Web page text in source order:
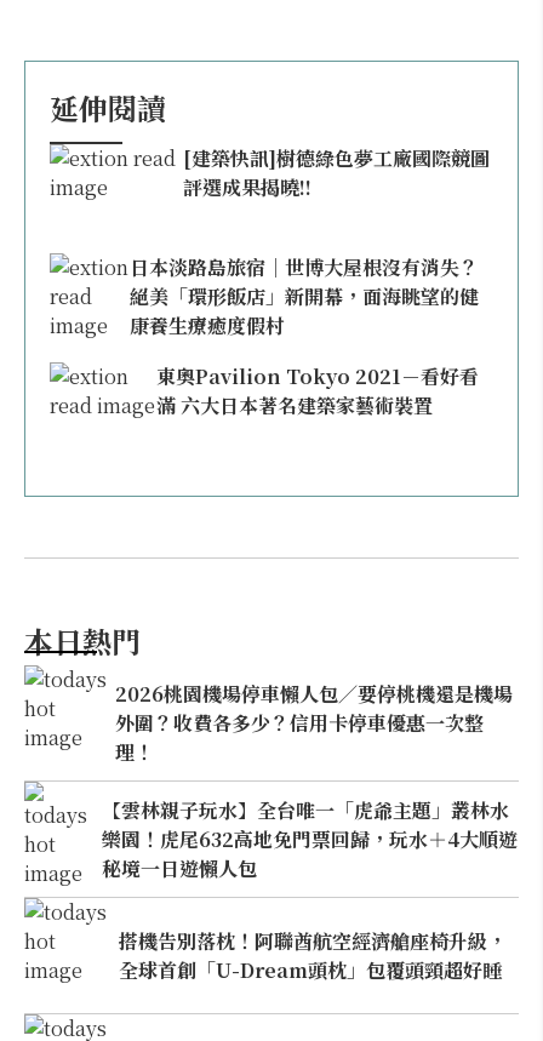
延伸閱讀
[建築快訊]樹德綠色夢工廠國際競圖
評選成果揭曉!!
日本淡路島旅宿｜世博大屋根沒有消失？
絕美「環形飯店」新開幕，面海眺望的健
康養生療癒度假村
東奧Pavilion Tokyo 2021－看好看
滿 六大日本著名建築家藝術裝置
本日熱門
2026桃園機場停車懶人包／要停桃機還是機場
外圍？收費各多少？信用卡停車優惠一次整
理！
【雲林親子玩水】全台唯一「虎爺主題」叢林水
樂園！虎尾632高地免門票回歸，玩水＋4大順遊
秘境一日遊懶人包
搭機告別落枕！阿聯酋航空經濟艙座椅升級，
全球首創「U-Dream頭枕」包覆頭頸超好睡